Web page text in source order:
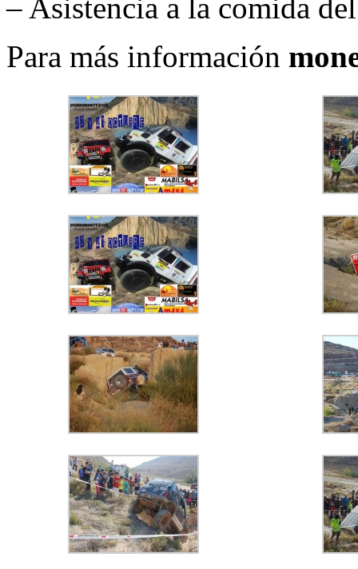
– Asistencia a la comida
Para más información